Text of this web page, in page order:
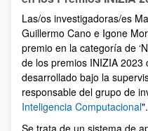
Las/os investigadoras/es
Guillermo Cano e Igone
premio en la categoría de
de los premios INIZIA
desarrollado bajo la
responsable del grupo de
Inteligencia Computacional".
Se trata de un sistema de